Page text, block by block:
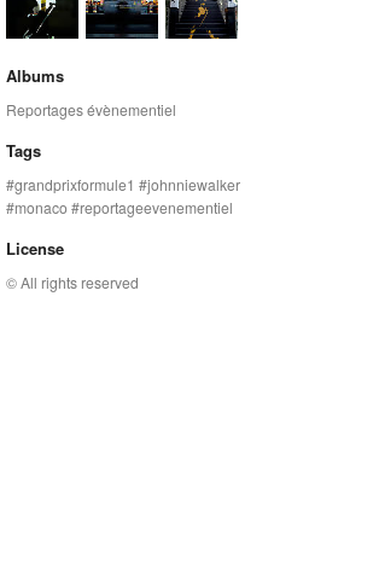
Albums
Reportages évènementiel
Tags
grandprixformule1
johnniewalker
monaco
reportageevenementiel
License
© All rights reserved